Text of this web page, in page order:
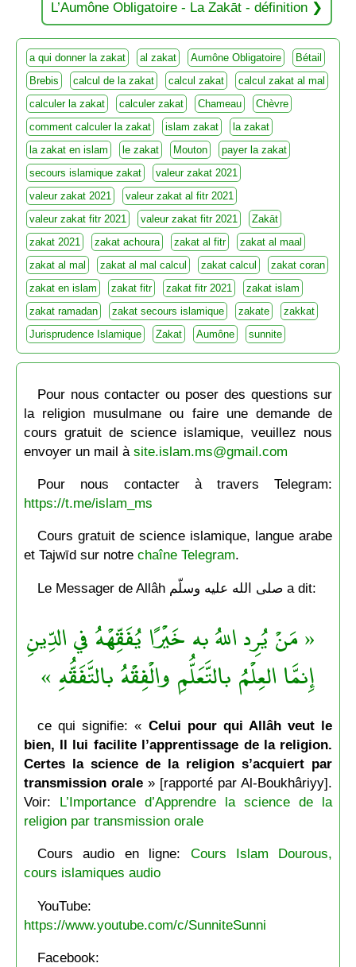
L’Aumône Obligatoire - La Zakāt - définition
a qui donner la zakat al zakat Aumône Obligatoire
Bétail
Brebis
calcul de la zakat calcul zakat
calcul zakat al mal
calculer la zakat
calculer zakat Chameau
Chèvre
comment calculer la zakat
islam zakat
la zakat
la zakat en islam
le zakat Mouton
payer la zakat
secours islamique zakat
valeur zakat 2021
valeur zakat 2021
valeur zakat al fitr 2021
valeur zakat fitr 2021
valeur zakat fitr 2021
Zakāt
zakat 2021
zakat achoura zakat al fitr
zakat al maal
zakat al mal
zakat al mal calcul zakat calcul
zakat coran
zakat en islam
zakat fitr zakat fitr 2021
zakat islam
zakat ramadan
zakat secours islamique zakate
zakkat
Jurisprudence Islamique
Zakat Aumône sunnite
Pour nous contacter ou poser des questions sur
la religion musulmane ou faire une demande de
cours gratuit de science islamique, veuillez nous
envoyer un mail à site.islam.ms@gmail.com
Pour nous contacter à travers Telegram:
https://t.me/islam_ms
Cours gratuit de science islamique, langue arabe
et Tajwīd sur notre chaîne Telegram.
Le Messager de Allâh صلى الله عليه وسلّم a dit:
« مَنْ يُرِد اللهُ به خَيْرًا يُفَقِّهْهُ في الدِّينِ
إِنمَّا العِلْمُ بالتَّعَلُّمِ والْفِقْهُ بالتَّفَقُّهِ »
ce qui signifie: « Celui pour qui Allâh veut le
bien, Il lui facilite l’apprentissage de la religion.
Certes la science de la religion s’acquiert par
transmission orale» [rapporté par Al-Boukhâriyy].
Voir: L’Importance d’Apprendre la science de la
religion par transmission orale
Cours audio en ligne: Cours Islam Dourous,
cours islamiques audio
YouTube:
https://www.youtube.com/c/SunniteSunni
Facebook: